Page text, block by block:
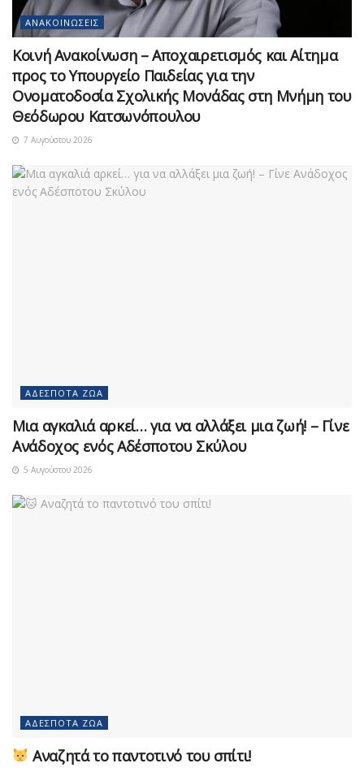
ΑΝΑΚΟΙΝΏΣΕΙΣ
Κοινή Ανακοίνωση – Αποχαιρετισμός και Αίτημα
προς το Υπουργείο Παιδείας για την
Ονοματοδοσία Σχολικής Μονάδας στη Μνήμη του
Θεόδωρου Κατσωνόπουλου
7 Αυγούστου 2026
ΑΔΈΣΠΟΤΑ ΖΏΑ
Μια αγκαλιά αρκεί… για να αλλάξει μια ζωή! – Γίνε
Ανάδοχος ενός Αδέσποτου Σκύλου
5 Αυγούστου 2026
ΑΔΈΣΠΟΤΑ ΖΏΑ
Αναζητά το παντοτινό του σπίτι!